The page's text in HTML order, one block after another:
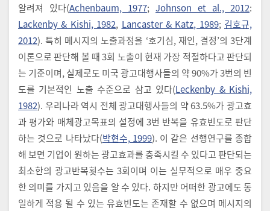
알려져 있다(Achenbaum, 1977; Johnson et al., 2012:
Lackenby & Kishi, 1982, Lancaster & Katz, 1989; 김호규,
2012). 특히 메시지의 노출과정을 ‘호기심, 재인, 결정’의 3단계
이론으로 판단해 볼 때 3회 노출이 현재 가장 적절하다고 판단되
는 기준이며, 실제로도 미국 광고대행사들의 약 90%가 3번의 빈
도를 기본적인 노출 수준으로 삼고 있다(Leckenby & Kishi,
1982). 우리나라 역시 전체 광고대행사들의 약 63.5%가 광고효
과 평가와 매체광고목표의 설정에 3번 반복을 유효빈도로 판단
하는 것으로 나타났다(박현수, 1999). 이 같은 선행연구를 종합
해 보면 기업이 원하는 광고효과를 충족시킬 수 있다고 판단되는
최소한의 광고반복횟수는 3회이며 이는 실무적으로 매우 중요
한 의미를 가지고 있음을 알 수 있다. 하지만 어떠한 광고에도 동
일하게 적용 될 수 있는 유효빈도는 존재할 수 없으며 메시지의